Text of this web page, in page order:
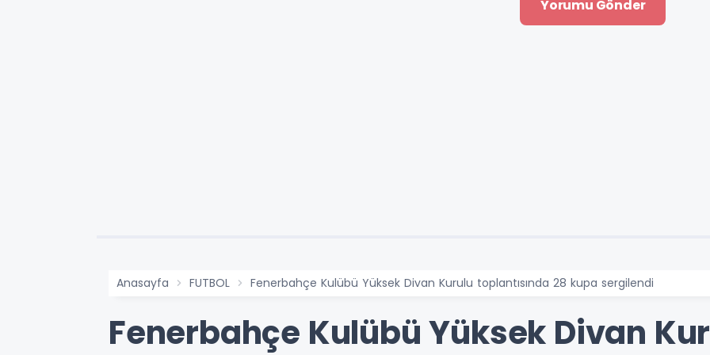
Anasayfa FUTBOL Fenerbahçe Kulübü Yüksek Divan Kurulu toplantısında 28 kupa sergilendi
Fenerbahçe Kulübü Yüksek Divan